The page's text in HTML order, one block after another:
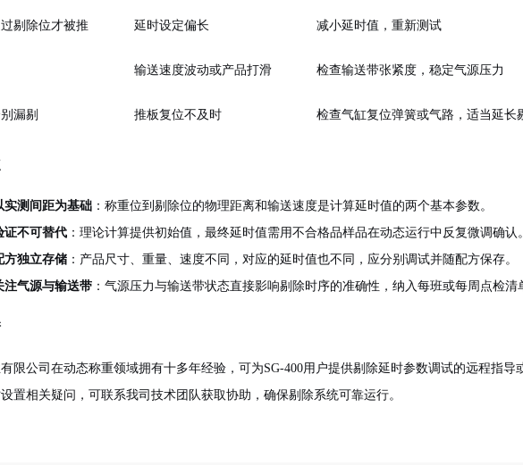
剔除位才被推 延时设定偏长 减小延时值，重新测试
输送速度波动或产品打滑 检查输送带张紧度，稳定气源压力
漏剔 推板复位不及时 检查气缸复位弹簧或气路，适当延长
实测间距为基础 ：称重位到剔除位的物理距离和输送速度是计算延时值的两个基本参数。
证不可替代 ：理论计算提供初始值，最终延时值需用不合格品样品在动态运行中反复微调确认。
方独立存储 ：产品尺寸、重量、速度不同，对应的延时值也不同，应分别调试并随配方保存。
注气源与输送带 ：气源压力与输送带状态直接影响剔除时序的准确性，纳入每班或每周点检清
限公司在动态称重领域拥有十多年经验，可为SG-400用户提供剔除延时参数调试的远程指导
置相关疑问，可联系我司技术团队获取协助，确保剔除系统可靠运行。